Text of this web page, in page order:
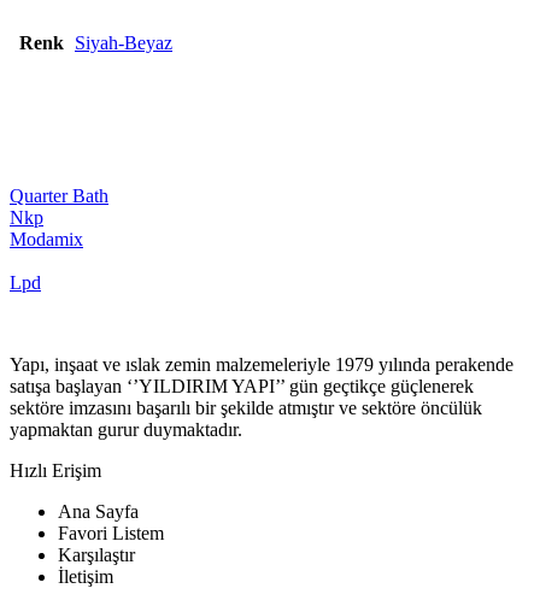
Renk Siyah-Beyaz
Quarter Bath
Nkp
Modamix
Lpd
Yapı, inşaat ve ıslak zemin malzemeleriyle 1979 yılında perakende
satışa başlayan ‘’YILDIRIM YAPI’’ gün geçtikçe güçlenerek
sektöre imzasını başarılı bir şekilde atmıştır ve sektöre öncülük
yapmaktan gurur duymaktadır.
Hızlı Erişim
Ana Sayfa
Favori Listem
Karşılaştır
İletişim